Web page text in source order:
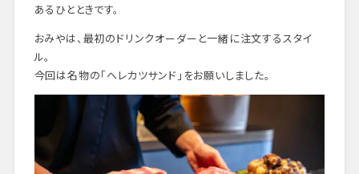
あるひとときです。
おみやは、最初のドリンクオーダーと一緒に注文するスタイ
ル。
今回は名物の「ヘレカツサンド」をお願いしました。